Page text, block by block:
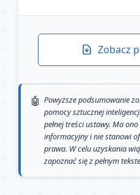
Zobacz
Powyższe podsumowanie
pomocy sztucznej
pełnej treści ustawy. Ma
informacyjny i nie stanowi
prawa. W celu uzyskania
zapoznać się z pełnym